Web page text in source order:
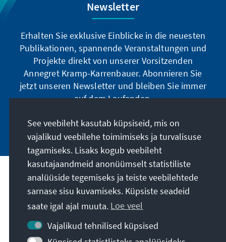
Newsletter
Erhalten Sie exklusive Einblicke in die neuesten
Publikationen, spannende Veranstaltungen und
Projekte direkt von unserer Vorsitzenden
Annegret Kramp-Karrenbauer. Abonnieren Sie
jetzt unseren Newsletter und bleiben Sie immer
auf dem Laufenden.
Jetzt abonnieren
Meie missioon
Kontakt
Veel pakkumisi
See veebileht kasutab küpsiseid, mis on
vajalikud veebilehe toimimiseks ja turvalisuse
tagamiseks. Lisaks kogub veebileht
kasutajaandmeid anonüümselt statistiliste
analüüside tegemiseks ja teiste veebilehtede
sarnase sisu kuvamiseks. Küpsiste seadeid
saate igal ajal muuta. Loe veel
Vajalikud tehnilised küpsised